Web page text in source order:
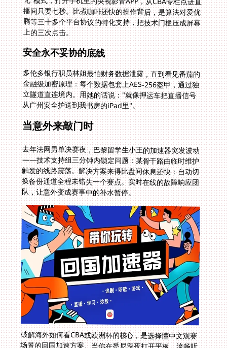
上的三次点击。
安全永不妥协的底线
多伦多银行职员林姐最怕财务数据泄露，直到看见番茄的
金融级加密原理：每个数据包套上AES-256盔甲，通过独
立隧道直连境内。用她的话说："就像押运车把直播信号
从广州安全护送到我书房的iPad里"。
当意外来敲门时
去年法网男单决赛夜，巴黎留学生小王的加速器突发波动
——技术支持组三分钟内锁定问题：某骨干路由临时维护
触发的线路震荡。解决方案来得比盘间休息还快：自动切
换备份通道全程未错失一个赛点。实时在线的故障响应团
队，让意外变成赛事中的补水暂停。
破解海外如何看CBA或欧洲杯的核心，是选择懂中文观赛
场景的回国加速方案。当你在悉尼深夜打开平板，流畅听
见于嘉解说辽宁队攻防战术；在多伦多凌晨的电视前，看
着苏群分析湖人队三角进攻——这些浸染着乡音的热血时